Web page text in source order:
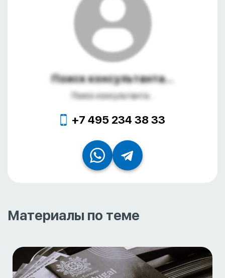
Поиск консультанта...
Поиск консультанта...
+7 495 234 38 33
Материалы по теме